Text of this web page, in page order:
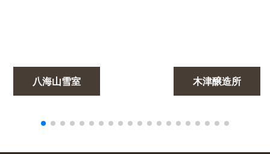
八海山雪室 木津醸造所